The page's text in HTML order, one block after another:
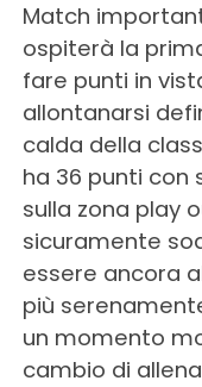
Match
ospiterà la
fare punti in
allontanarsi
calda della
ha 36 punti con
sulla zona play
sicuramente
essere ancora
più
un momento
cambio di